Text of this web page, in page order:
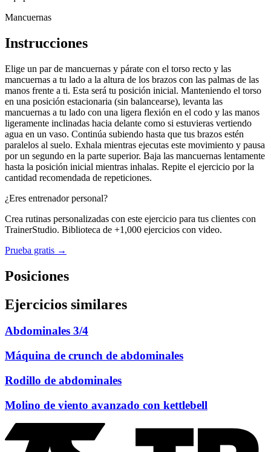
Mancuernas
Instrucciones
Elige un par de mancuernas y párate con el torso recto y las
mancuernas a tu lado a la altura de los brazos con las palmas de las
manos frente a ti. Esta será tu posición inicial. Manteniendo el torso
en una posición estacionaria (sin balancearse), levanta las
mancuernas a tu lado con una ligera flexión en el codo y las manos
ligeramente inclinadas hacia delante como si estuvieras vertiendo
agua en un vaso. Continúa subiendo hasta que tus brazos estén
paralelos al suelo. Exhala mientras ejecutas este movimiento y pausa
por un segundo en la parte superior. Baja las mancuernas lentamente
hasta la posición inicial mientras inhalas. Repite el ejercicio por la
cantidad recomendada de repeticiones.
¿Eres entrenador personal?
Crea rutinas personalizadas con este ejercicio para tus clientes con
TrainerStudio. Biblioteca de +1,000 ejercicios con video.
Prueba gratis →
Posiciones
Ejercicios similares
Abdominales 3/4
Máquina de crunch de abdominales
Rodillo de abdominales
Molino de viento avanzado con kettlebell